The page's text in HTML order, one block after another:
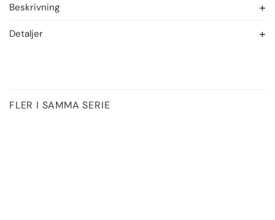
Beskrivning
Detaljer
FLER I SAMMA SERIE